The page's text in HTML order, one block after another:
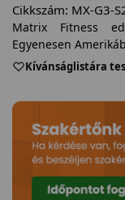
Cikkszám: MX-G3-
Matrix Fitness
Egyenesen
Kívánságlistára